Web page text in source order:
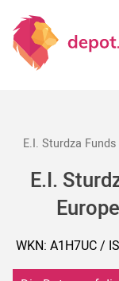
E.I. Sturdza
E.I.
WKN: A1H7UC /